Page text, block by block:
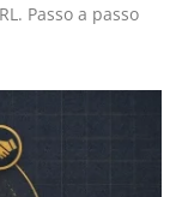
Passo a passo